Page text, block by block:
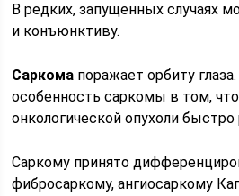
В редких, запущенных случаях
и конъюнктиву.
Саркома поражает орбиту
особенность саркомы в том,
онкологической опухоли быстро
Саркому принято
фибросаркому, ангиосаркому